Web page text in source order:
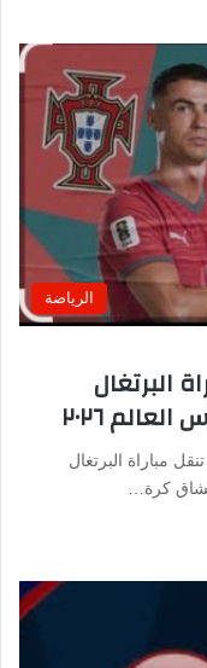
الرياضة
البرتغال
٢٠٢٦
مباراة البرتغال
عشاق كرة…